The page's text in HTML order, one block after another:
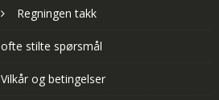
Regningen takk
ofte stilte spørsmål
Vilkår og betingelser